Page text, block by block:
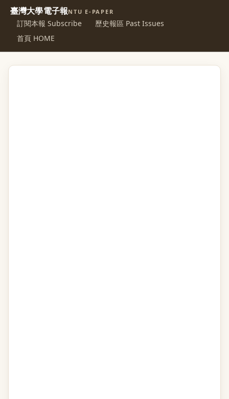
臺灣大學電子報NTU E-PAPER
訂閱本報 Subscribe
歷史報區 Past Issues
首頁 HOME